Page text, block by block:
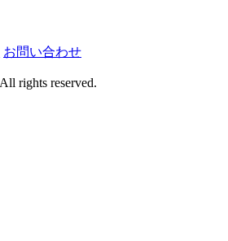
お問い合わせ
rights reserved.